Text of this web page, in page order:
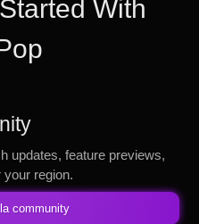
With
updates, feature previews,
your region.
community